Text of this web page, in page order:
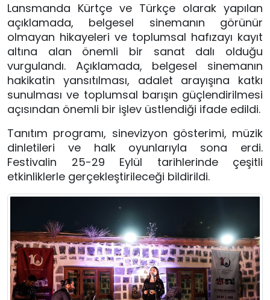
Lansmanda Kürtçe ve Türkçe olarak yapılan
açıklamada, belgesel sinemanın görünür
olmayan hikayeleri ve toplumsal hafızayı kayıt
altına alan önemli bir sanat dalı olduğu
vurgulandı. Açıklamada, belgesel sinemanın
hakikatin yansıtılması, adalet arayışına katkı
sunulması ve toplumsal barışın güçlendirilmesi
açısından önemli bir işlev üstlendiği ifade edildi.
Tanıtım programı, sinevizyon gösterimi, müzik
dinletileri ve halk oyunlarıyla sona erdi.
Festivalin 25-29 Eylül tarihlerinde çeşitli
etkinliklerle gerçekleştirileceği bildirildi.